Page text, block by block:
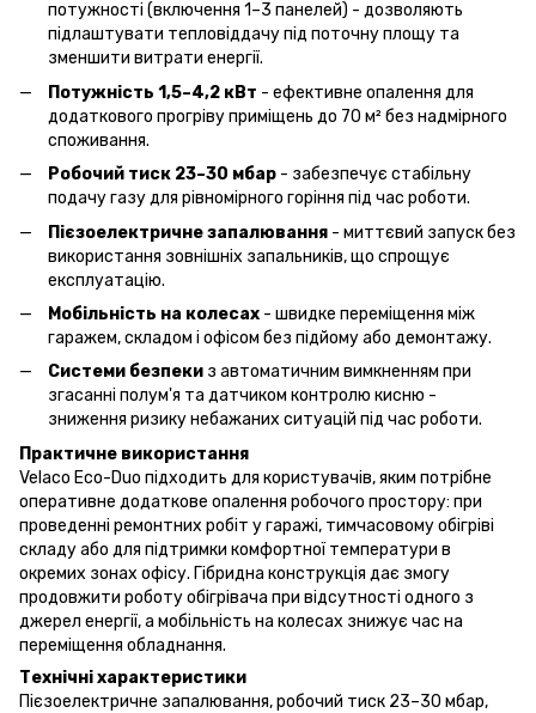
потужності (включення 1–3 панелей) - дозволяють
підлаштувати тепловіддачу під поточну площу та
зменшити витрати енергії.
Потужність 1,5–4,2 кВт - ефективне опалення для
додаткового прогріву приміщень до 70 м² без надмірного
споживання.
Робочий тиск 23–30 мбар - забезпечує стабільну
подачу газу для рівномірного горіння під час роботи.
Пієзоелектричне запалювання - миттєвий запуск без
використання зовнішніх запальників, що спрощує
експлуатацію.
Мобільність на колесах - швидке переміщення між
гаражем, складом і офісом без підйому або демонтажу.
Системи безпеки з автоматичним вимкненням при
згасанні полум'я та датчиком контролю кисню -
зниження ризику небажаних ситуацій під час роботи.
Практичне використання
Velaco Eco-Duo підходить для користувачів, яким потрібне
оперативне додаткове опалення робочого простору: при
проведенні ремонтних робіт у гаражі, тимчасовому обігріві
складу або для підтримки комфортної температури в
окремих зонах офісу. Гібридна конструкція дає змогу
продовжити роботу обігрівача при відсутності одного з
джерел енергії, а мобільність на колесах знижує час на
переміщення обладнання.
Технічні характеристики
Пієзоелектричне запалювання, робочий тиск 23–30 мбар,